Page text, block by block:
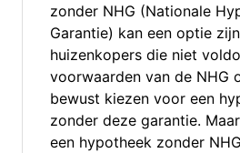
zonder NHG (Nationale
Garantie) kan een optie
huizenkopers die niet
voorwaarden van de NHG
bewust kiezen voor een
zonder deze garantie.
een hypotheek zonder